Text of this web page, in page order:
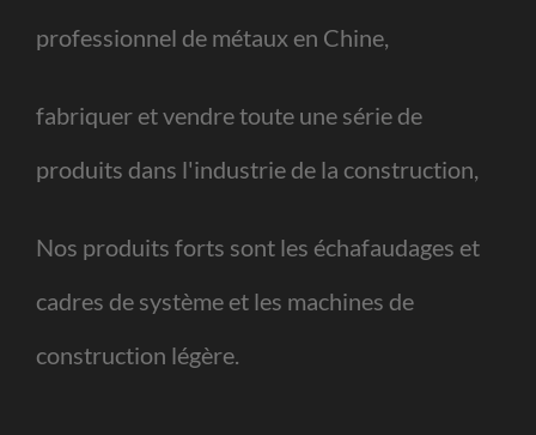
professionnel de métaux en Chine,
fabriquer et vendre toute une série de
produits dans l'industrie de la construction,
Nos produits forts sont les échafaudages et
cadres de système et les machines de
construction légère.